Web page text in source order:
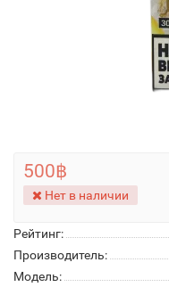
Рейтинг:
Производитель:
Модель:
500฿
Нет в наличии